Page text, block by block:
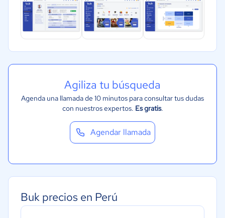
Metales y Minería
Recursos Humanos
Gastronomía
Turismo
Moda y textilesAgiliza tu búsqueda
Agenda una llamada de 10 minutos para consultar tus dudas
con nuestros expertos. Es gratis.
Agendar llamada
Buk precios en Perú